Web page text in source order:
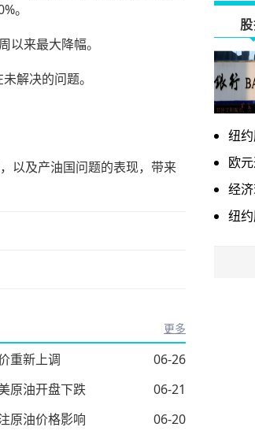
。
来最大降幅。
解决的问题。
以及产油国问题的表现，带来
更多
重新上调
06-26
原油开盘下跌
06-21
原油价格影响
06-20
经